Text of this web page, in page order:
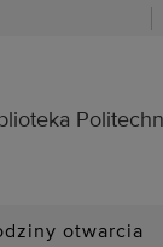
otwarcia